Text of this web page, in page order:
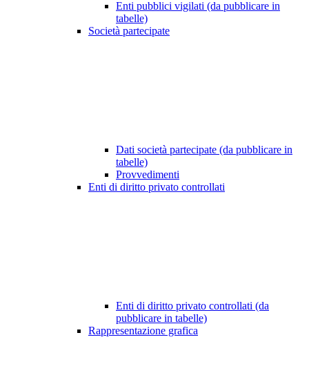
Enti pubblici vigilati (da pubblicare in
tabelle)
Società partecipate
Dati società partecipate (da pubblicare in
tabelle)
Provvedimenti
Enti di diritto privato controllati
Enti di diritto privato controllati (da
pubblicare in tabelle)
Rappresentazione grafica